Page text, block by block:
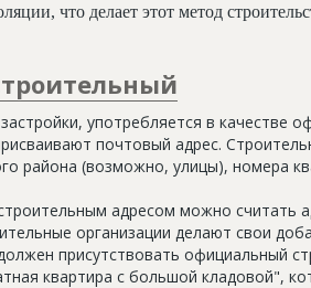
что делает этот метод
употребляется в качестве
почтовый адрес.
района (возможно, улицы), номера
адресом можно считать
организации делают свои
присутствовать официальный
квартира с большой кладовой",